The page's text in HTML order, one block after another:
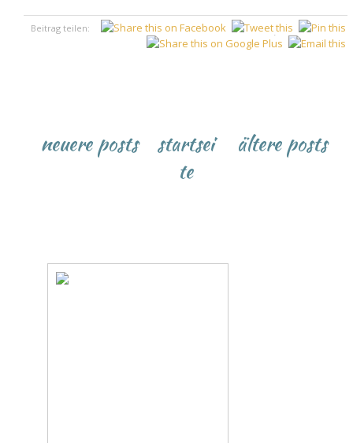
♥
Beitrag teilen:
neuere posts ältere posts
startsei
te